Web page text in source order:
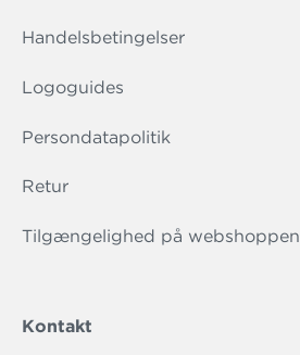
Handelsbetingelser
Logoguides
Persondatapolitik
Retur
Tilgængelighed på webshoppen
Kontakt